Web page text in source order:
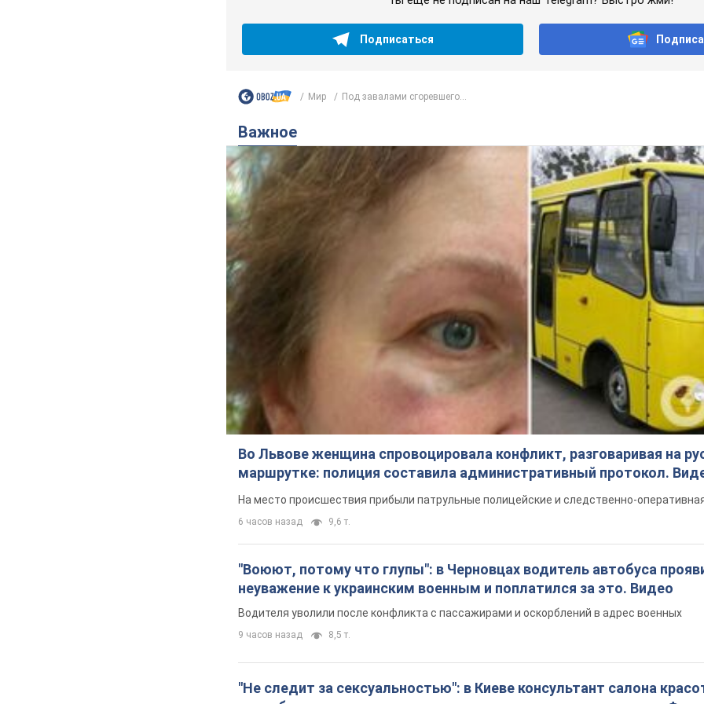
Подписаться
Мир Под завалами сгоревшего...
Важное
Во Львове женщина спровоцировала конфликт, разговаривая на
маршрутке: полиция составила административный протокол.
На место происшествия прибыли патрульные полицейские и следственно-
6 часов назад 9,6 т.
"Воюют, потому что глупы": в Черновцах водитель автобуса
неуважение к украинским военным и поплатился за это. Видео
Водителя уволили после конфликта с пассажирами и оскорблений в адрес военных
9 часов назад 8,5 т.
"Не следит за сексуальностью": в Киеве консультант салона